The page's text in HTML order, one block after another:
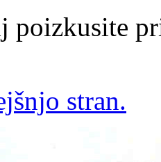
poizkusite
stran.